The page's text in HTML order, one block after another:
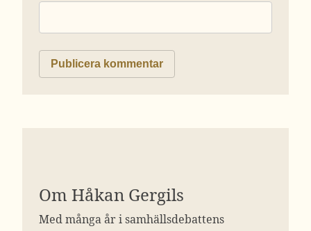
Om Håkan Gergils
Med många år i samhällsdebattens